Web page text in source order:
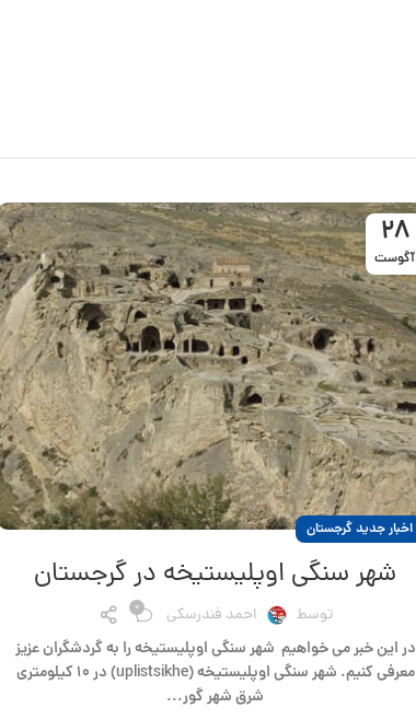
28
آگوست
اخبار جدید گرجستان
شهر سنگی اوپلیستیخه در گرجستان
توسط احمد فندرسکی 0
در این خبر می خواهیم شهر سنگی اوپلیستیخه را به گردشگران عزیز
معرفی کنیم. شهر سنگی اوپلیستیخه (uplistsikhe) در ۱۰ کیلومتری
شرق شهر گور...